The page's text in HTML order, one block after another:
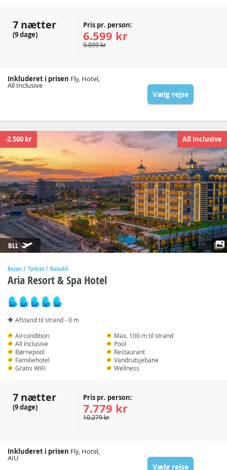
7 nætter
(9 dage)
Pris pr. person:
6.599 kr
9.099 kr
Inkluderet i prisen Fly, Hotel,
All Inclusive
Vælg rejse
-2.500 kr All Inclusive
BLL
Rejser Tyrkiet Konakli
Aria Resort & Spa Hotel
Afstand til strand - 0 m
Aircondition
All Inclusive
Børnepool
Familiehotel
Gratis WiFi
Max. 100 m til strand
Pool
Restaurant
Vandrutsjebane
Wellness
7 nætter
(9 dage)
Pris pr. person:
7.779 kr
10.279 kr
Inkluderet i prisen Fly, Hotel,
AIU
Vælg rejse